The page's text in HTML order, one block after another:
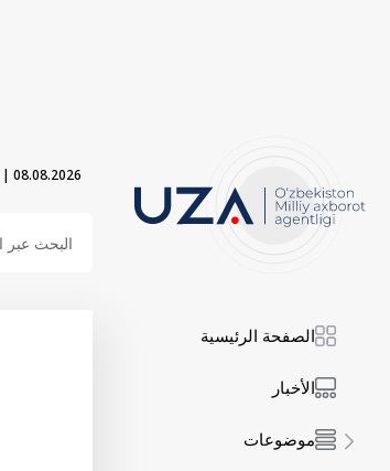
08.08.2026
|
الصفحة الرئيسية
الأخبار
موضوعات